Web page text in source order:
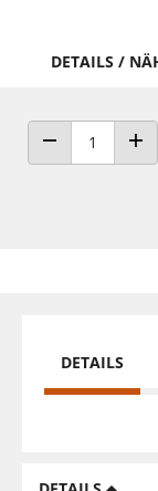
DETAILS /
ANZAHL
DETAILS